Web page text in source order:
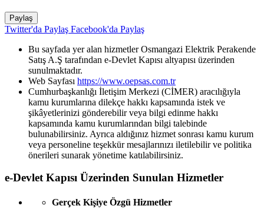
Paylaş
Twitter'da Paylaş Facebook'da Paylaş
Bu sayfada yer alan hizmetler Osmangazi Elektrik Perakende
Satış A.Ş tarafından e-Devlet Kapısı altyapısı üzerinden
sunulmaktadır.
Web Sayfası https://www.oepsas.com.tr
Cumhurbaşkanlığı İletişim Merkezi (CİMER) aracılığıyla
kamu kurumlarına dilekçe hakkı kapsamında istek ve
şikâyetlerinizi gönderebilir veya bilgi edinme hakkı
kapsamında kamu kurumlarından bilgi talebinde
bulunabilirsiniz. Ayrıca aldığınız hizmet sonrası kamu kurum
veya personeline teşekkür mesajlarınızı iletilebilir ve politika
önerileri sunarak yönetime katılabilirsiniz.
e-Devlet Kapısı Üzerinden Sunulan Hizmetler
Gerçek Kişiye Özgü Hizmetler